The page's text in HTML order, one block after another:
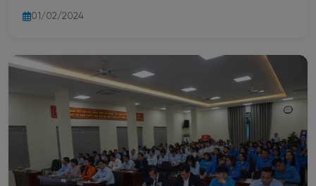
mặt cán bộ lãnh đạo Đảng - Chính quyền - Công
đoàn Công ty nhân dịp xuân Giáp Thìn năm 2024.
01/02/2024